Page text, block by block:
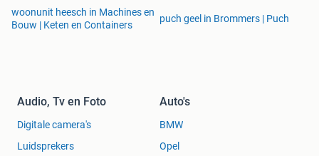
woonunit heesch in Machines en
Bouw | Keten en Containers
puch geel in Brommers | Puch
Audio, Tv en Foto
Digitale camera's
Luidsprekers
Auto's
BMW
Opel